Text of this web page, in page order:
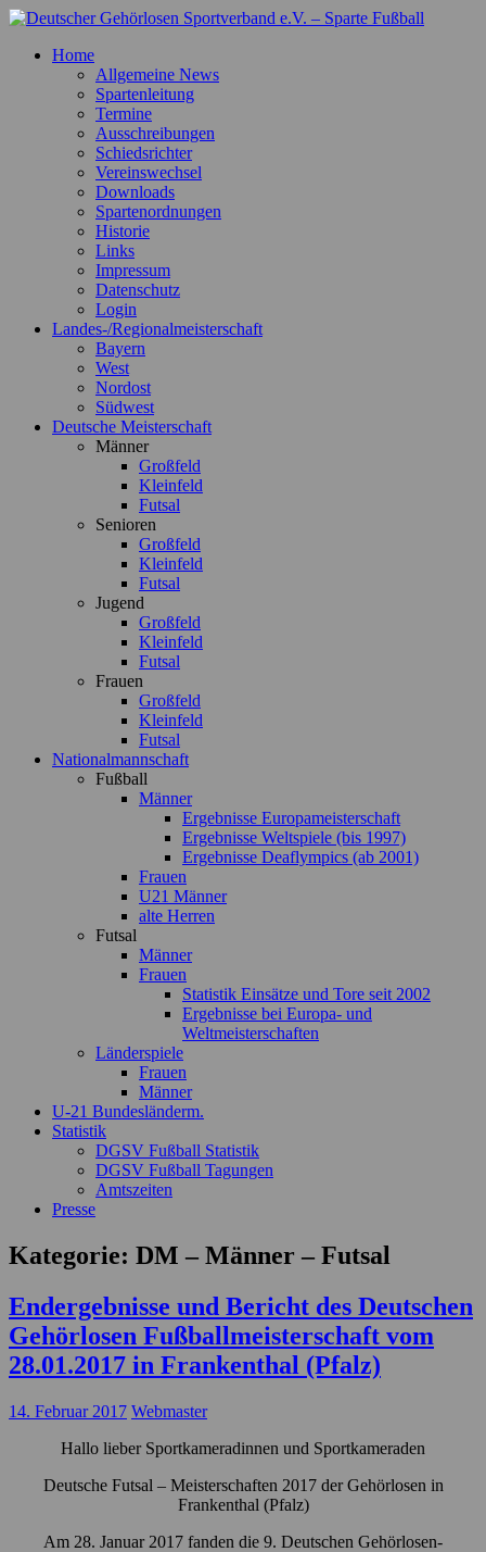
Zum
springen
Deutscher Gehörlosen Sportverband e.V. – Sparte Fußball
Offizielle Webseite der Sparte Fußball
Home
Allgemeine News
Spartenleitung
Termine
Ausschreibungen
Schiedsrichter
Vereinswechsel
Downloads
Spartenordnungen
Historie
Links
Impressum
Datenschutz
Login
Landes-/Regionalmeisterschaft
Bayern
West
Nordost
Südwest
Deutsche Meisterschaft
Männer
Großfeld
Kleinfeld
Futsal
Senioren
Großfeld
Kleinfeld
Futsal
Jugend
Großfeld
Kleinfeld
Futsal
Frauen
Großfeld
Kleinfeld
Futsal
Nationalmannschaft
Fußball
Männer
Ergebnisse Europameisterschaft
Ergebnisse Weltspiele (bis 1997)
Ergebnisse Deaflympics (ab 2001)
Frauen
U21 Männer
alte Herren
Futsal
Männer
Frauen
Statistik Einsätze und Tore seit 2002
Ergebnisse bei Europa- und
Weltmeisterschaften
Länderspiele
Frauen
Männer
U-21 Bundesländerm.
Statistik
DGSV Fußball Statistik
DGSV Fußball Tagungen
Amtszeiten
Presse
Kategorie: DM – Männer – Futsal
Endergebnisse und Bericht des Deutschen
Gehörlosen Fußballmeisterschaft vom
28.01.2017 in Frankenthal (Pfalz)
14. Februar 2017 Webmaster
Hallo lieber Sportkameradinnen und Sportkameraden
Deutsche Futsal – Meisterschaften 2017 der Gehörlosen in
Frankenthal (Pfalz)
Am 28. Januar 2017 fanden die 9. Deutschen Gehörlosen-